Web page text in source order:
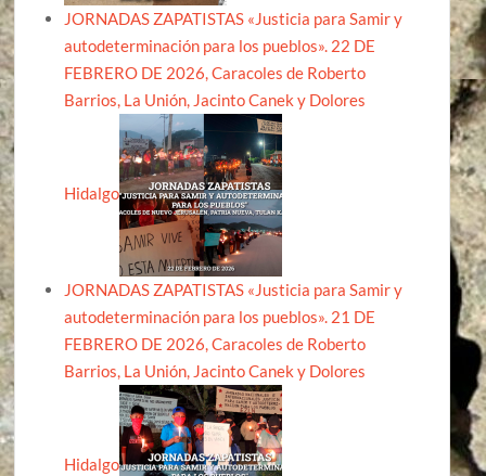
JORNADAS ZAPATISTAS «Justicia para Samir y
autodeterminación para los pueblos». 22 DE
FEBRERO DE 2026, Caracoles de Roberto
Barrios, La Unión, Jacinto Canek y Dolores
Hidalgo
JORNADAS ZAPATISTAS «Justicia para Samir y
autodeterminación para los pueblos». 21 DE
FEBRERO DE 2026, Caracoles de Roberto
Barrios, La Unión, Jacinto Canek y Dolores
Hidalgo